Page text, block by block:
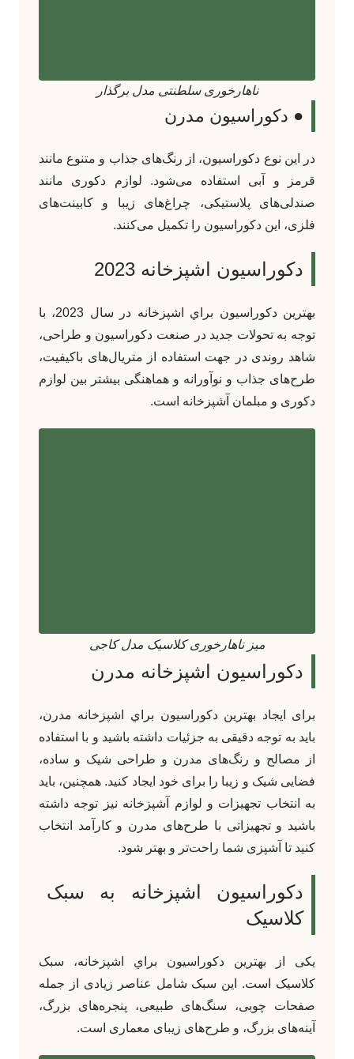
ناهارخوری سلطنتی مدل برگذار
● دکوراسیون مدرن
در این نوع دکوراسیون، از رنگ‌های جذاب و متنوع مانند
قرمز و آبی استفاده می‌شود. لوازم دکوری مانند
صندلی‌های پلاستیکی، چراغ‌های زیبا و کابینت‌های
فلزی، این دکوراسیون را تکمیل می‌کنند.
دکوراسیون اشپزخانه 2023
بهترين دکوراسيون براي اشپزخانه در سال 2023، با
توجه به تحولات جدید در صنعت دکوراسیون و طراحی،
شاهد روندی در جهت استفاده از متریال‌های باکیفیت،
طرح‌های جذاب و نوآورانه و هماهنگی بیشتر بین لوازم
دکوری و مبلمان آشپزخانه است.
میز ناهارخوری کلاسیک مدل کاجی
دکوراسیون اشپزخانه مدرن
برای ایجاد بهترين دکوراسيون براي اشپزخانه مدرن،
باید به توجه دقیقی به جزئیات داشته باشید و با استفاده
از مصالح و رنگ‌های مدرن و طراحی شیک و ساده،
فضایی شیک و زیبا را برای خود ایجاد کنید. همچنین، باید
به انتخاب تجهیزات و لوازم آشپزخانه نیز توجه داشته
باشید و تجهیزاتی با طرح‌های مدرن و کارآمد انتخاب
کنید تا آشپزی شما راحت‌تر و بهتر شود.
دکوراسیون اشپزخانه به سبک
کلاسیک
یکی از بهترين دکوراسيون براي اشپزخانه، سبک
کلاسیک است. این سبک‌ شامل عناصر زیادی از جمله
صفحات چوبی، سنگ‌های طبیعی، پنجره‌های بزرگ،
آینه‌های بزرگ، و طرح‌های زیبای معماری است.